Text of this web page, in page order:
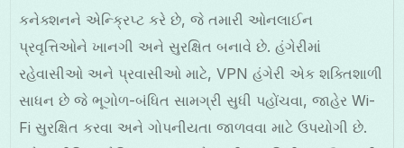
કનેક્શનને એન્ક્રિપ્ટ કરે છે, જે તમારી ઓનલાઈન
પ્રવૃત્તિઓને ખાનગી અને સુરક્ષિત બનાવે છે. હંગેરીમાં
રહેવાસીઓ અને પ્રવાસીઓ માટે, VPN હંગેરી એક શક્તિશાળી
સાધન છે જે ભૂગોળ-બંધિત સામગ્રી સુધી પહોંચવા, જાહેર Wi-
Fi સુરક્ષિત કરવા અને ગોપનીયતા જાળવવા માટે ઉપયોગી છે.